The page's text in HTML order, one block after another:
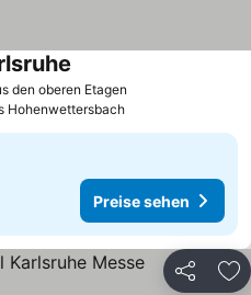
den oberen Etagen
Hohenwettersbach
Preise sehen
Teilen